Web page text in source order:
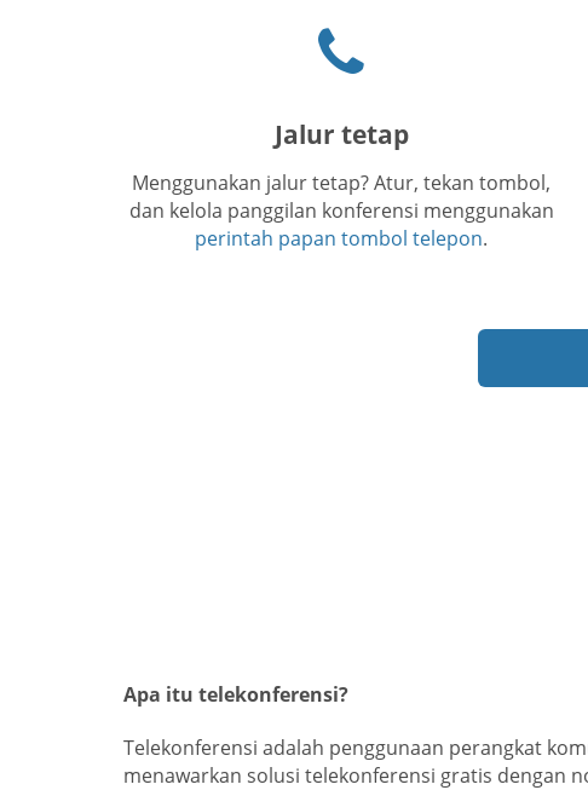
telepon
Jalur tetap
Menggunakan jalur tetap? Atur, tekan tombol,
dan kelola panggilan konferensi menggunakan
perintah papan tombol telepon.
Apa itu telekonferensi?
Telekonferensi adalah penggunaan perangkat
menawarkan solusi telekonferensi gratis dengan